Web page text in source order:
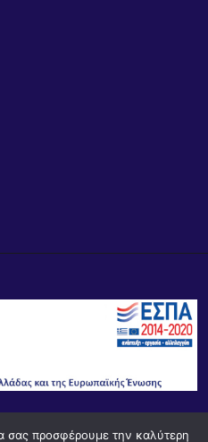
σας προσφέρουμε την καλύτερη